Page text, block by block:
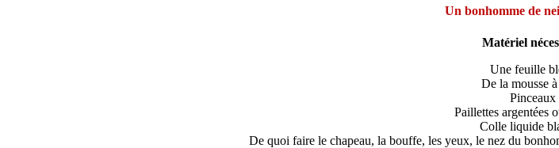
Un bonhomme de
Matériel
Une feuille
De la mousse
Pinceaux
Paillettes argentées
Colle liquide
De quoi faire le chapeau, la bouffe, les yeux, le nez du